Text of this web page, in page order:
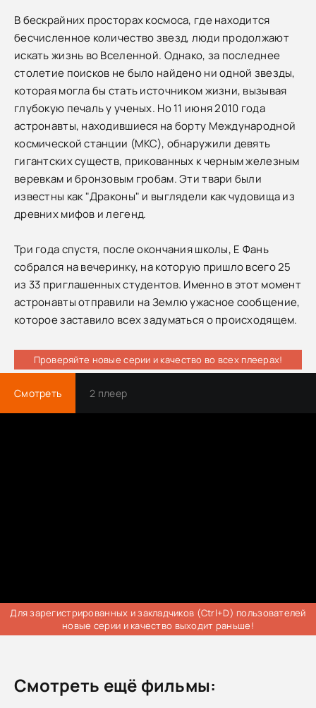
В бескрайних просторах космоса, где находится
бесчисленное количество звезд, люди продолжают
искать жизнь во Вселенной. Однако, за последнее
столетие поисков не было найдено ни одной звезды,
которая могла бы стать источником жизни, вызывая
глубокую печаль у ученых. Но 11 июня 2010 года
астронавты, находившиеся на борту Международной
космической станции (МКС), обнаружили девять
гигантских существ, прикованных к черным железным
веревкам и бронзовым гробам. Эти твари были
известны как "Драконы" и выглядели как чудовища из
древних мифов и легенд.
Три года спустя, после окончания школы, Е Фань
собрался на вечеринку, на которую пришло всего 25
из 33 приглашенных студентов. Именно в этот момент
астронавты отправили на Землю ужасное сообщение,
которое заставило всех задуматься о происходящем.
Проверяйте новые серии и качество во всех плеерах!
Смотреть 2 плеер
Для зарегистрированных и закладчиков (Ctrl+D) пользователей
новые серии и качество выходит раньше!
Смотреть ещё фильмы: